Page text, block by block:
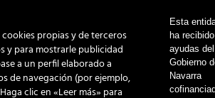
propias y de terceros
y para mostrarle publicidad
a un perfil elaborado a
de navegación (por ejemplo,
clic en «Leer más» para
Esta
ha recibido
ayudas del
Gobierno
Navarra